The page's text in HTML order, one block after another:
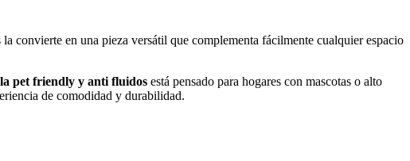
convierte en una pieza versátil que complementa fácilmente cualquier espacio
pet friendly y anti fluidos está pensado para hogares con mascotas o alto
de comodidad y durabilidad.